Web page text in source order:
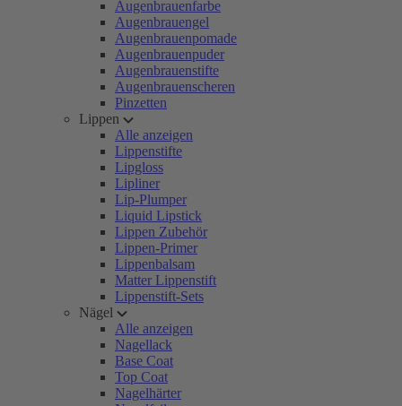
Augenbrauenfarbe
Augenbrauengel
Augenbrauenpomade
Augenbrauenpuder
Augenbrauenstifte
Augenbrauenscheren
Pinzetten
Lippen
Alle anzeigen
Lippenstifte
Lipgloss
Lipliner
Lip-Plumper
Liquid Lipstick
Lippen Zubehör
Lippen-Primer
Lippenbalsam
Matter Lippenstift
Lippenstift-Sets
Nägel
Alle anzeigen
Nagellack
Base Coat
Top Coat
Nagelhärter